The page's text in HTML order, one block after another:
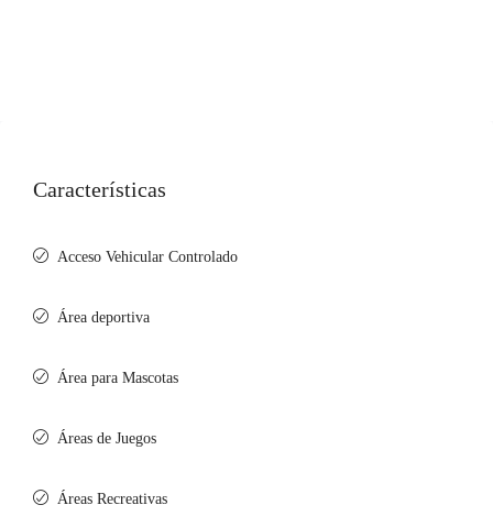
Características
Acceso Vehicular Controlado
Área deportiva
Área para Mascotas
Áreas de Juegos
Áreas Recreativas